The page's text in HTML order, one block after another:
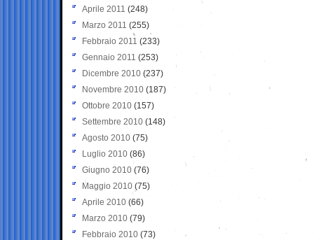
Aprile 2011 (248)
Marzo 2011 (255)
Febbraio 2011 (233)
Gennaio 2011 (253)
Dicembre 2010 (237)
Novembre 2010 (187)
Ottobre 2010 (157)
Settembre 2010 (148)
Agosto 2010 (75)
Luglio 2010 (86)
Giugno 2010 (76)
Maggio 2010 (75)
Aprile 2010 (66)
Marzo 2010 (79)
Febbraio 2010 (73)